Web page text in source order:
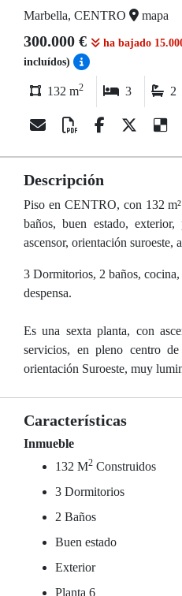
Marbella, CENTRO mapa
300.000 € ha bajado
incluídos)
132 m2 3 2
Descripción
Piso en CENTRO, con 132
baños, buen estado,
ascensor, orientación suroeste,
3 Dormitorios, 2 baños,
despensa.
Es una sexta planta, con
servicios, en pleno centro
orientación Suroeste, muy
Características
Inmueble
132 M2 Construidos
3 Dormitorios
2 Baños
Buen estado
Exterior
Planta 6